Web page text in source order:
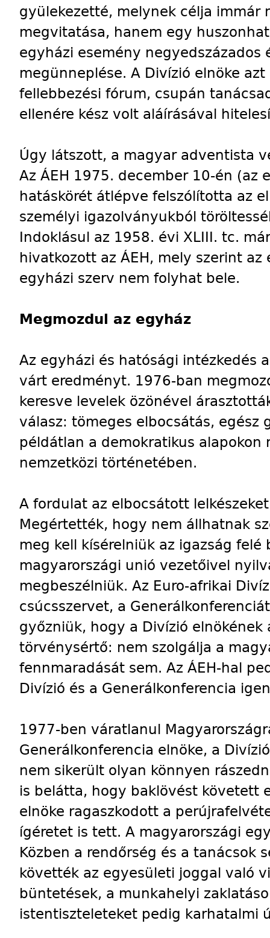
gyülekezetté, melynek célja immár
megvitatása, hanem egy
egyházi esemény negyedszázados
megünneplése. A Divízió elnöke
fellebbezési fórum, csupán
ellenére kész volt aláírásával
Úgy látszott, a magyar adventista
Az ÁEH 1975. december 10-én (az
hatáskörét átlépve felszólította az
személyi igazolványukból
Indoklásul az 1958. évi XLIII. tc.
hivatkozott az ÁEH, mely szerint
egyházi szerv nem folyhat bele.
Megmozdul az egyház
Az egyházi és hatósági intézkedés
várt eredményt. 1976-ban
keresve levelek özönével
válasz: tömeges elbocsátás, egész
példátlan a demokratikus
nemzetközi történetében.
A fordulat az elbocsátott
Megértették, hogy nem állhatnak
meg kell kísérelniük az igazság
magyarországi unió vezetőivel
megbeszélniük. Az Euro-afrikai
csúcsszervet, a
győzniük, hogy a Divízió elnökének
törvénysértő: nem szolgálja a
fennmaradását sem. Az ÁEH-hal
Divízió és a Generálkonferencia
1977-ben váratlanul
Generálkonferencia elnöke, a
nem sikerült olyan könnyen
is belátta, hogy baklövést követett
elnöke ragaszkodott a
ígéretet is tett. A magyarországi
Közben a rendőrség és a tanácsok
követték az egyesületi joggal való
büntetések, a munkahelyi
istentiszteleteket pedig karhatalmi